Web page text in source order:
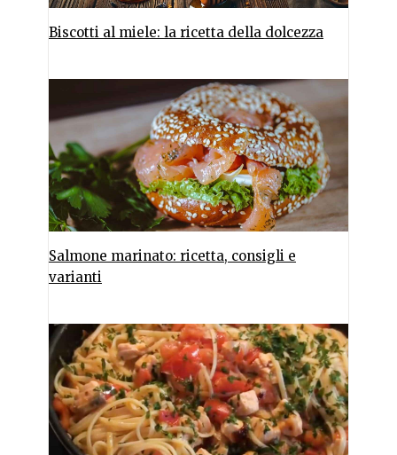
Biscotti al miele: la ricetta della dolcezza
Salmone marinato: ricetta, consigli e
varianti